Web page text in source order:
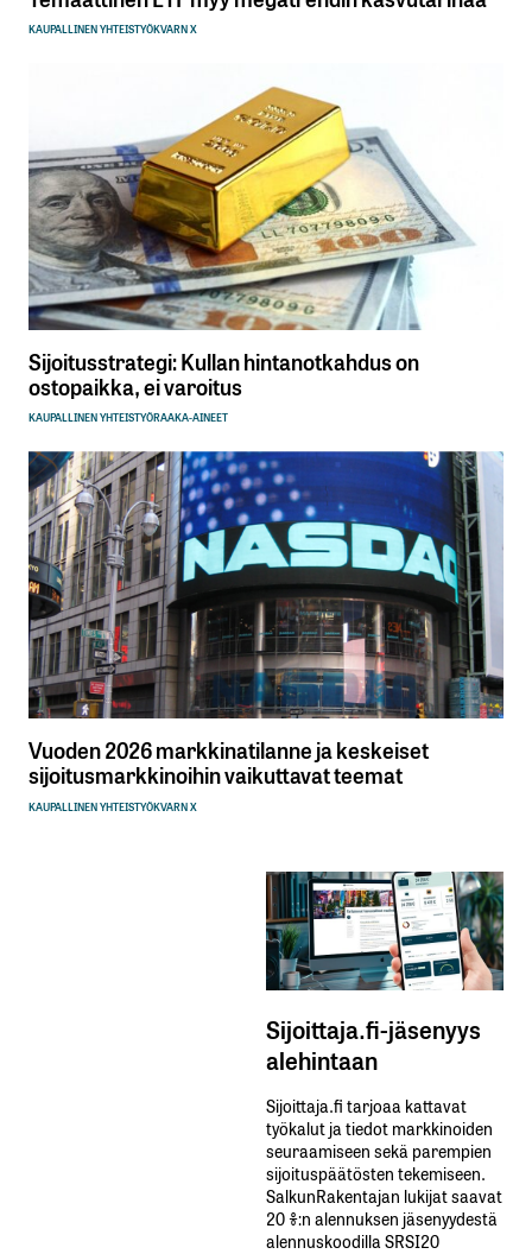
KAUPALLINEN YHTEISTYÖKVARN X
Sijoitusstrategi: Kullan hintanotkahdus on
ostopaikka, ei varoitus
KAUPALLINEN YHTEISTYÖRAAKA-AINEET
Vuoden 2026 markkinatilanne ja keskeiset
sijoitusmarkkinoihin vaikuttavat teemat
KAUPALLINEN YHTEISTYÖKVARN X
Sijoittaja.fi-jäsenyys
alehintaan
Sijoittaja.fi tarjoaa kattavat
työkalut ja tiedot markkinoiden
seuraamiseen sekä parempien
sijoituspäätösten tekemiseen.
SalkunRakentajan lukijat saavat
20 %:n alennuksen jäsenyydestä
alennuskoodilla SRSI20